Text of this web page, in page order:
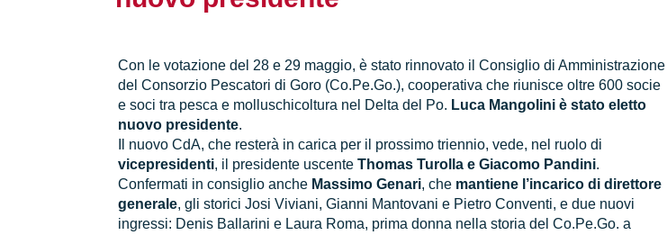
Con le votazione del 28 e 29 maggio, è stato rinnovato il Consiglio di Amministrazione
del Consorzio Pescatori di Goro (Co.Pe.Go.), cooperativa che riunisce oltre 600 socie
e soci tra pesca e molluschicoltura nel Delta del Po. Luca Mangolini è stato eletto
nuovo presidente.
Il nuovo CdA, che resterà in carica per il prossimo triennio, vede, nel ruolo di
vicepresidenti, il presidente uscenteThomas Turolla e Giacomo Pandini.
Confermati in consiglio anche Massimo Genari, che mantiene l’incarico di direttore
generale, gli storici Josi Viviani, Gianni Mantovani e Pietro Conventi, e due nuovi
ingressi: Denis Ballarini e Laura Roma, prima donna nella storia del Co.Pe.Go. a